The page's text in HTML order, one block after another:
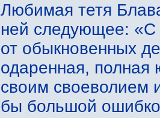
Любимая тетя
ней следующее: «С
от обыкновенных
одаренная, полная
своим своеволием
бы большой